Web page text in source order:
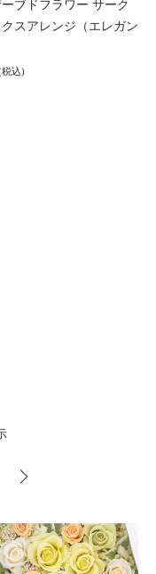
ブドフラワー サーク
スアレンジ（エレガン
税込)